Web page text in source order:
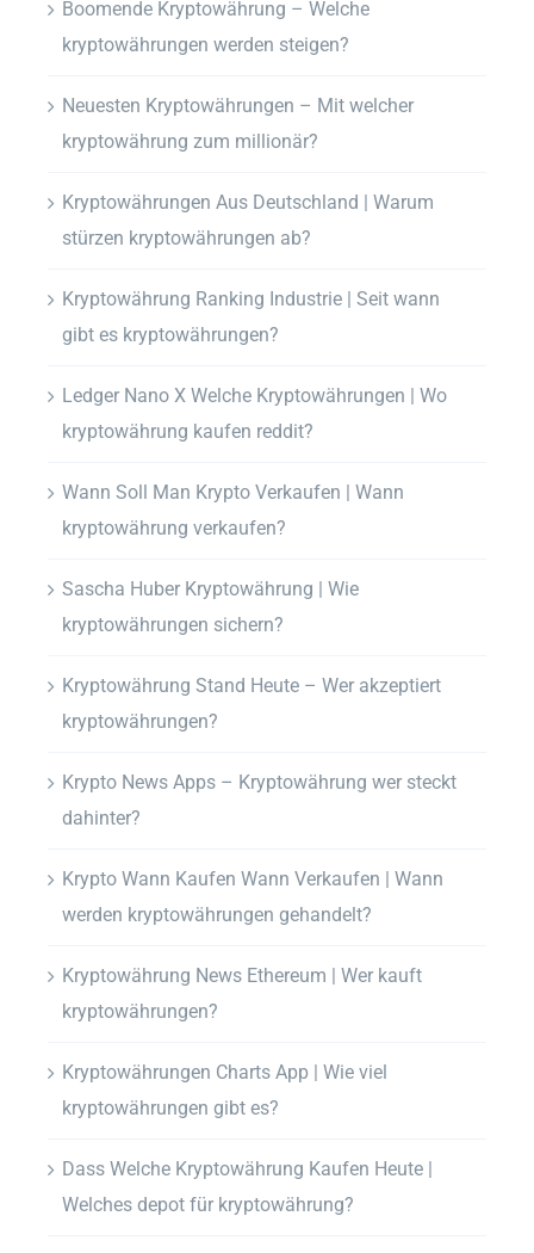
Boomende Kryptowährung – Welche
kryptowährungen werden steigen?
Neuesten Kryptowährungen – Mit welcher
kryptowährung zum millionär?
Kryptowährungen Aus Deutschland | Warum
stürzen kryptowährungen ab?
Kryptowährung Ranking Industrie | Seit wann
gibt es kryptowährungen?
Ledger Nano X Welche Kryptowährungen | Wo
kryptowährung kaufen reddit?
Wann Soll Man Krypto Verkaufen | Wann
kryptowährung verkaufen?
Sascha Huber Kryptowährung | Wie
kryptowährungen sichern?
Kryptowährung Stand Heute – Wer akzeptiert
kryptowährungen?
Krypto News Apps – Kryptowährung wer steckt
dahinter?
Krypto Wann Kaufen Wann Verkaufen | Wann
werden kryptowährungen gehandelt?
Kryptowährung News Ethereum | Wer kauft
kryptowährungen?
Kryptowährungen Charts App | Wie viel
kryptowährungen gibt es?
Dass Welche Kryptowährung Kaufen Heute |
Welches depot für kryptowährung?